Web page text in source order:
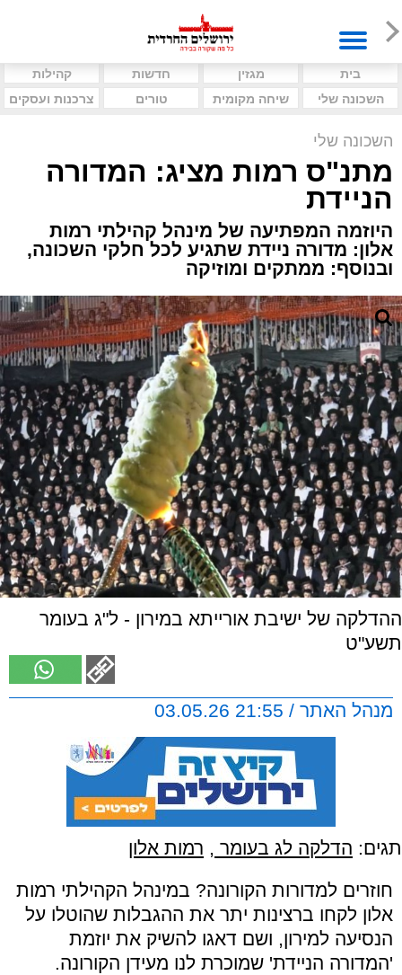
בית מגזין חדשות
קהילות
השכונה שלי
שיחה מקומית טורים צרכנות ועסקים
השכונה שלי
מתנ"ס רמות מציג: המדורה
הניידת
היוזמה המפתיעה של מינהל קהילתי רמות
אלון: מדורה ניידת שתגיע לכל חלקי השכונה,
ובנוסף: ממתקים ומוזיקה
ההדלקה של ישיבת אורייתא במירון - ל"ג בעומר
תשע"ט
מנהל האתר / 21:55 03.05.26
תגים: הדלקה לג בעומר , רמות אלון
חוזרים למדורות הקורונה? במינהל הקהילתי רמות
אלון לקחו ברצינות יתר את ההגבלות שהוטלו על
הנסיעה למירון, ושם דאגו להשיק את יוזמת
'המדורה הניידת' שמוכרת לנו מעידן הקורונה.